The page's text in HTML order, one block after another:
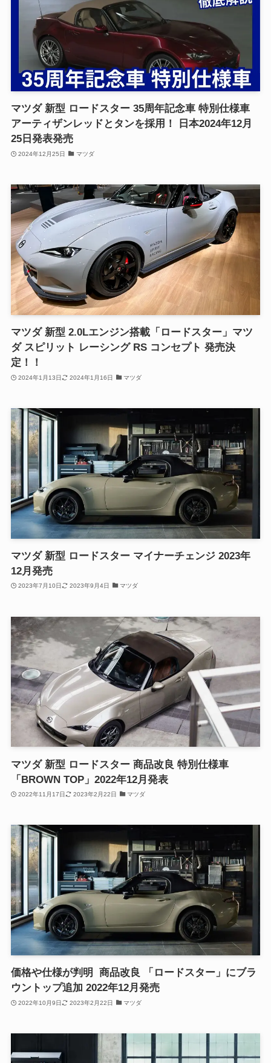
マツダ 新型 ロードスター 35周年記念車 特別仕様車
アーティザンレッドとタンを採用！ 日本2024年12月
25日発表発売
2024年12月25日 マツダ
マツダ 新型 2.0Lエンジン搭載「ロードスター」マツ
ダ スピリット レーシング RS コンセプト 発売決
定！！
2024年1月13日 2024年1月16日 マツダ
マツダ 新型 ロードスター マイナーチェンジ 2023年
12月発売
2023年7月10日 2023年9月4日 マツダ
マツダ 新型 ロードスター 商品改良 特別仕様車
「BROWN TOP」2022年12月発表
2022年11月17日 2023年2月22日 マツダ
価格や仕様が判明 商品改良 「ロードスター」にブラ
ウントップ追加 2022年12月発売
2022年10月9日 2023年2月22日 マツダ